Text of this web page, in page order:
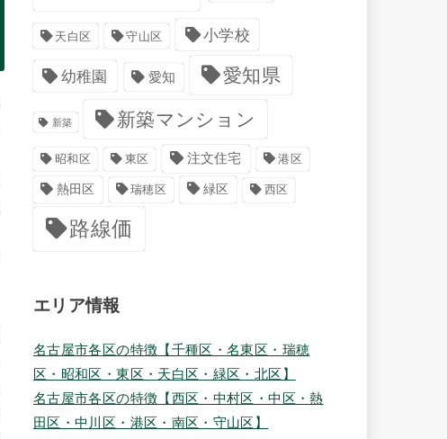
天白区 守山区 小学校
幼稚園 愛知 愛知県
新築 新築マンション
昭和区 東区 注文住宅 港区
熱田区 瑞穂区 緑区 西区
路線価
エリア情報
名古屋市各区の特徴【千種区・名東区・瑞穂
区・昭和区・東区・天白区・緑区・北区】
名古屋市各区の特徴【西区・中村区・中区・熱
田区・中川区・港区・南区・守山区】